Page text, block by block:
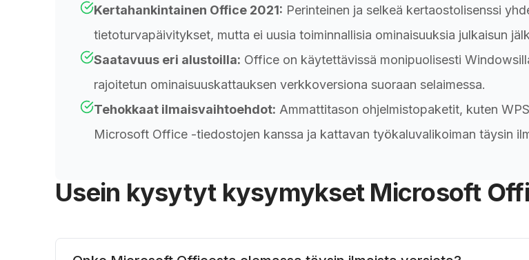
Kertahankintainen Office 2021: Perinteinen ja selkeä kertaostolisenssi
tietoturvapäivitykset, mutta ei uusia toiminnallisia ominaisuuksia julkaisun
Saatavuus eri alustoilla: Office on käytettävissä monipuolisesti
rajoitetun ominaisuuskattauksen verkkoversiona suoraan selaimessa.
Tehokkaat ilmaisvaihtoehdot: Ammattitason ohjelmistopaketit, kuten
Microsoft Office -tiedostojen kanssa ja kattavan työkaluvalikoiman täysin
Usein kysytyt kysymykset Microsoft